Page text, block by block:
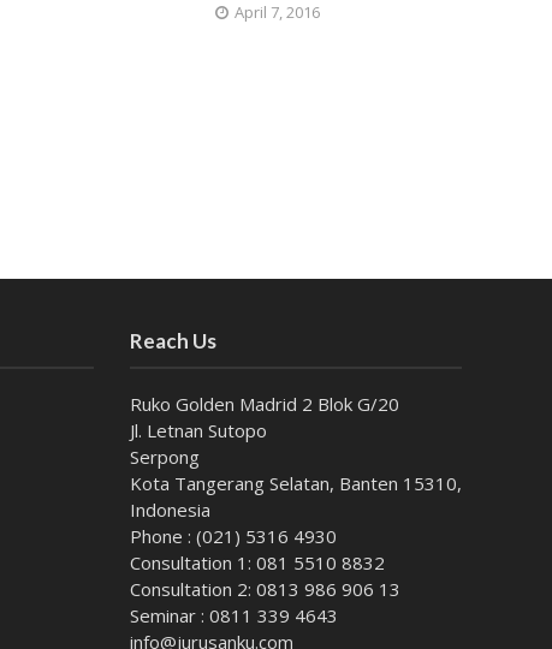
April 7, 2016
Reach Us
Ruko Golden Madrid 2 Blok G/20
Jl. Letnan Sutopo
Serpong
Kota Tangerang Selatan, Banten 15310,
Indonesia
Phone : (021) 5316 4930
Consultation 1: 081 5510 8832
Consultation 2: 0813 986 906 13
Seminar : 0811 339 4643
info@jurusanku.com